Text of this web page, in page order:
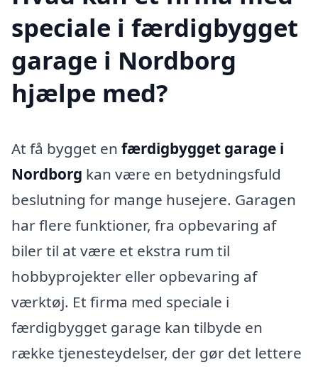
speciale i færdigbygget
garage i Nordborg
hjælpe med?
At få bygget en færdigbygget garage i
Nordborg kan være en betydningsfuld
beslutning for mange husejere. Garagen
har flere funktioner, fra opbevaring af
biler til at være et ekstra rum til
hobbyprojekter eller opbevaring af
værktøj. Et firma med speciale i
færdigbygget garage kan tilbyde en
række tjenesteydelser, der gør det lettere